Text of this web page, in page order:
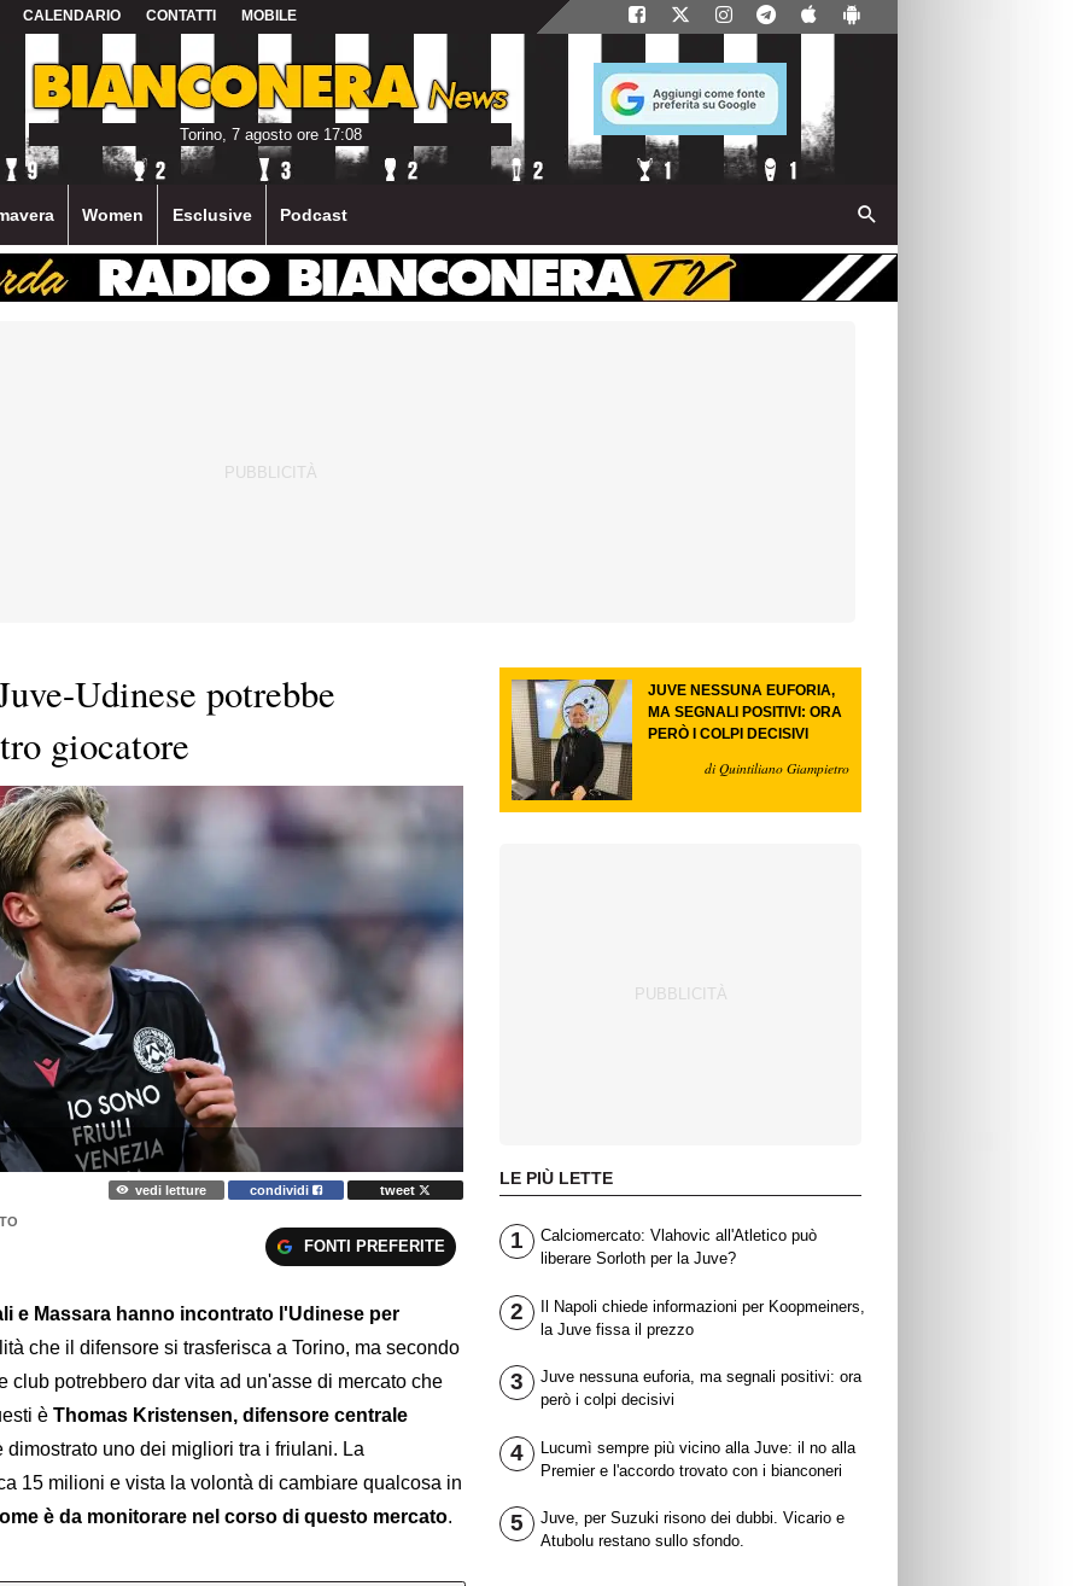
CALENDARIO CONTATTI MOBILE
Torino, 7 agosto ore 17:08
Women Esclusive Podcast
Udinese potrebbe
giocatore
vedi letture condividi tweet
FONTI PREFERITE
e Massara hanno incontrato l'Udinese per
che il difensore si trasferisca a Torino, ma secondo
club potrebbero dar vita ad un'asse di mercato che
è Thomas Kristensen, difensore centrale
uno dei migliori tra i friulani. La
15 milioni e vista la volontà di cambiare qualcosa in
è da monitorare nel corso di questo mercato.
JUVE NESSUNA EUFORIA,
MA SEGNALI POSITIVI: ORA
PERÒ I COLPI DECISIVI
di Quintiliano Giampietro
LE PIÙ LETTE
1
Calciomercato: Vlahovic all'Atletico può
liberare Sorloth per la Juve?
2
Il Napoli chiede informazioni per Koopmeiners,
la Juve fissa il prezzo
3
Juve nessuna euforia, ma segnali positivi: ora
però i colpi decisivi
4
Lucumì sempre più vicino alla Juve: il no alla
Premier e l'accordo trovato con i bianconeri
5
Juve, per Suzuki risono dei dubbi. Vicario e
Atubolu restano sullo sfondo.